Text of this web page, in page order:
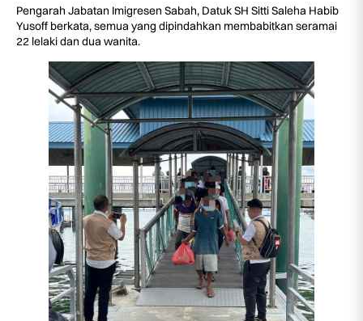
Pengarah Jabatan Imigresen Sabah, Datuk SH Sitti Saleha Habib
Yusoff berkata, semua yang dipindahkan membabitkan seramai
22 lelaki dan dua wanita.